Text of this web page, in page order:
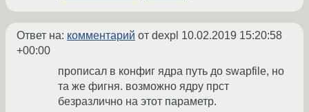
Ответ на: комментарий от dexpl 10.02.2019 15:20:58
+00:00
прописал в конфиг ядра путь до swapfile, но
та же фигня. возможно ядру прст
безразлично на этот параметр.